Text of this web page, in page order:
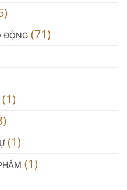
ĐỘNG (71)
(1)
(1)
(1)